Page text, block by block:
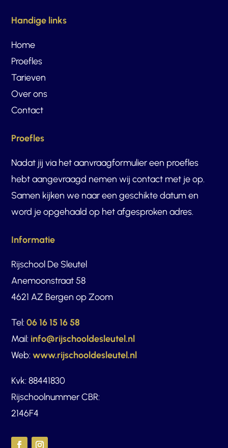
Handige links
Home
Proefles
Tarieven
Over ons
Contact
Proefles
Nadat jij via het aanvraagformulier een proefles
hebt aangevraagd nemen wij contact met je op.
Samen kijken we naar een geschikte datum en
word je opgehaald op het afgesproken adres.
Informatie
Rijschool De Sleutel
Anemoonstraat 58
4621 AZ Bergen op Zoom
Tel:06 16 15 16 58
Mail: info@rijschooldesleutel.nl
Web:www.rijschooldesleutel.nl
Kvk: 88441830
Rijschoolnummer CBR:
2146F4